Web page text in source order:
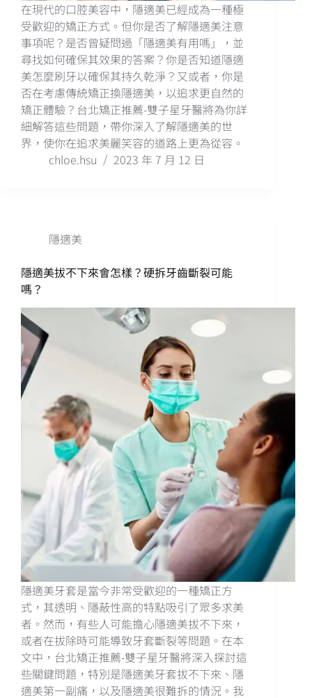
在現代的口腔美容中，隱適美已經成為一種極
受歡迎的矯正方式。但你是否了解隱適美注意
事項呢？是否曾疑問過「隱適美有用嗎」，並
尋找如何確保其效果的答案？你是否知道隱適
美怎麼刷牙以確保其持久乾淨？又或者，你是
否在考慮傳統矯正換隱適美，以追求更自然的
矯正體驗？台北矯正推薦-雙子星牙醫將為你詳
細解答這些問題，帶你深入了解隱適美的世
界，使你在追求美麗笑容的道路上更為從容。
chloe.hsu
2023 年 7 月 12 日
隱適美
隱適美拔不下來會怎樣？硬拆牙齒斷裂可能
嗎？
隱適美牙套是當今非常受歡迎的一種矯正方
式，其透明、隱蔽性高的特點吸引了眾多求美
者。然而，有些人可能擔心隱適美拔不下來，
或者在拔除時可能導致牙套斷裂等問題。在本
文中，台北矯正推薦-雙子星牙醫將深入探討這
些關鍵問題，特別是隱適美牙套拔不下來、隱
適美第一副痛，以及隱適美很難拆的情況。我